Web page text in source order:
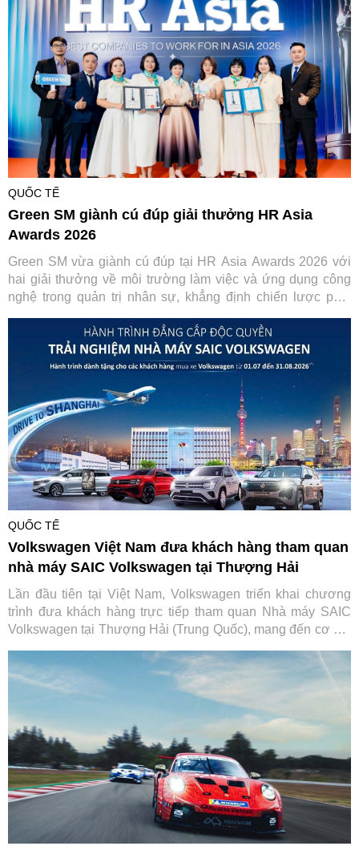
vực.
QUỐC TẾ
Green SM giành cú đúp giải thưởng HR Asia
Awards 2026
Green SM vừa giành cú đúp tại HR Asia Awards 2026 với
hai giải thưởng về môi trường làm việc và ứng dụng công
nghệ trong quản trị nhân sự, khẳng định chiến lược phát
QUỐC TẾ
Volkswagen Việt Nam đưa khách hàng tham quan
nhà máy SAIC Volkswagen tại Thượng Hải
Lần đầu tiên tại Việt Nam, Volkswagen triển khai chương
trình đưa khách hàng trực tiếp tham quan Nhà máy SAIC
Volkswagen tại Thượng Hải (Trung Quốc), mang đến cơ hội
sau mỗi chiếc xe của thương hiệu Đức.